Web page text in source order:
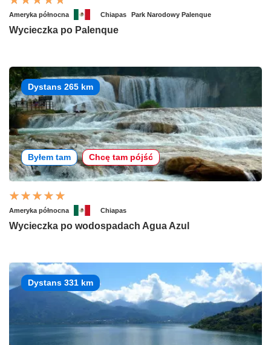
Ameryka północna Chiapas Park Narodowy Palenque
Wycieczka po Palenque
Dystans 265 km
Byłem tam Chcę tam pójść
Ameryka północna Chiapas
Wycieczka po wodospadach Agua Azul
Dystans 331 km